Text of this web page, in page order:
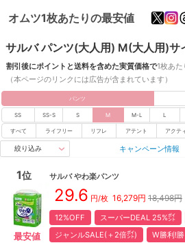
オムツ1枚あたりの最安値
サルバ パンツ(大人用) M(大人用)サ
割引後にポイントと送料を含めた実質価格で1枚あた
（本ページのリンクには広告が含まれています）
パンツ
SS SS-S S M M-L L
すべて ライフリー リフレ アテント アクテ
絞り込み キャンペーン情報
1位
最安値
サルバ やわ楽パンツ
29.6 円/枚 16,279円 18,498円
12%OFF スーパーDEAL 25%㌽
ジャンルSALE(＋2倍㌽)
W勝利!